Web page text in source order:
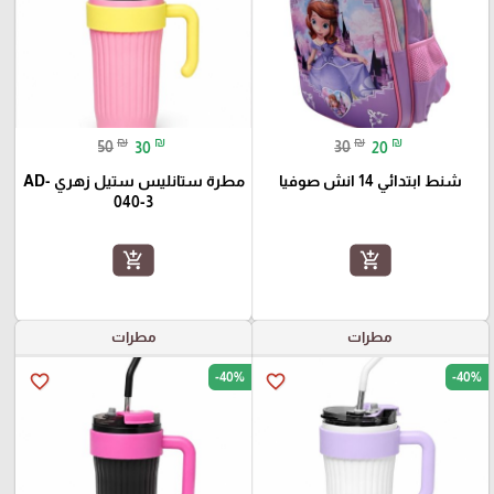
30 ₪ 20 ₪
شنط ابتدائي 14 انش صوفيا
add_shopping_cart
50 ₪ 30 ₪
مطرة ستانليس ستيل زهري AD-
040-3
add_shopping_cart
مطرات
favorite_border -40%
مطرات
favorite_border -40%